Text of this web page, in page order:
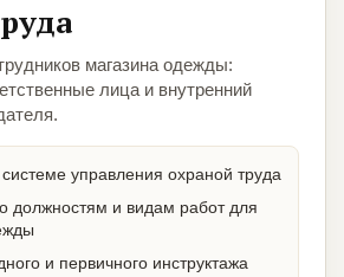
магазина одежды:
лица и внутренний
управления охраной труда
должностям и видам работ для
и первичного инструктажа